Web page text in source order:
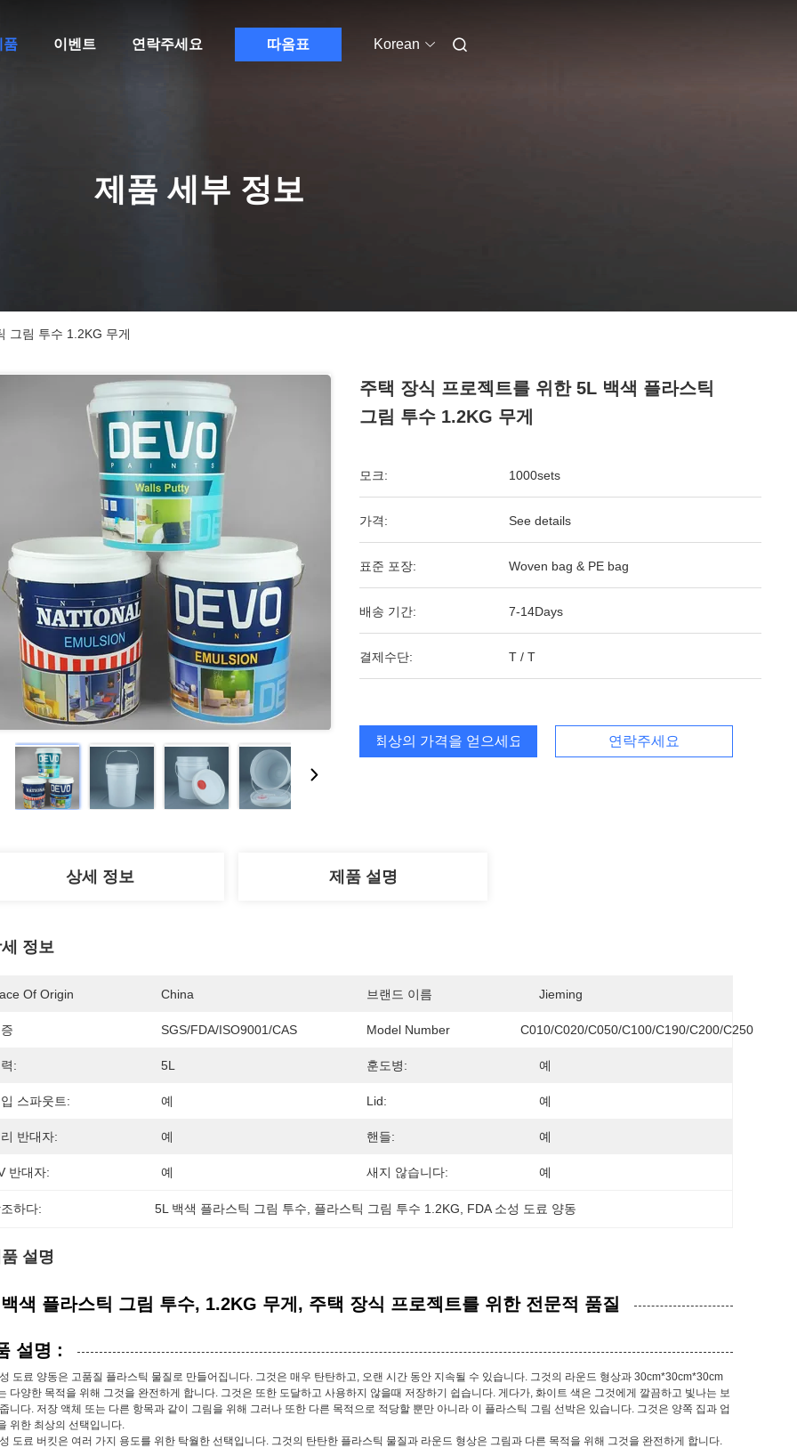
품 이벤트 연락주세요 따옴표 Korean
제품 세부 정보
그림 투수 1.2KG 무게
주택 장식 프로젝트를 위한 5L 백색 플라스틱
그림 투수 1.2KG 무게
모크: 1000sets
가격: See details
표준 포장: Woven bag & PE bag
배송 기간: 7-14Days
결제수단: T / T
최상의 가격을 얻으세요 연락주세요
상세 정보 제품 설명
정보
Of Origin China 브랜드 이름 Jieming
SGS/FDA/ISO9001/CAS Model Number C010/C020/C050/C100/C190/C200/C250
: 5L 훈도병: 예
스파웃트: 예 Lid: 예
반대자: 예 핸들: 예
반대자: 예 새지 않습니다: 예
하다: 5L 백색 플라스틱 그림 투수 플라스틱 그림 투수 1.2KG FDA 소성 도료 양동
설명
색 플라스틱 그림 투수, 1.2KG 무게, 주택 장식 프로젝트를 위한 전문적 품질
설명 :
도료 양동은 고품질 플라스틱 물질로 만들어집니다. 그것은 매우 탄탄하고, 오랜 시간 동안 지속될 수 있습니다. 그것의 라운드 형상과 30cm*30cm*30cm
다양한 목적을 위해 그것을 완전하게 합니다. 그것은 또한 도달하고 사용하지 않을때 저장하기 쉽습니다. 게다가, 화이트 색은 그것에게 깔끔하고 빛나는 보
니다. 저장 액체 또는 다른 항목과 같이 그림을 위해 그러나 또한 다른 목적으로 적당할 뿐만 아니라 이 플라스틱 그림 선박은 있습니다. 그것은 양쪽 집과 업
위한 최상의 선택입니다.
도료 버킷은 여러 가지 용도를 위한 탁월한 선택입니다. 그것의 탄탄한 플라스틱 물질과 라운드 형상은 그림과 다른 목적을 위해 그것을 완전하게 합니다.